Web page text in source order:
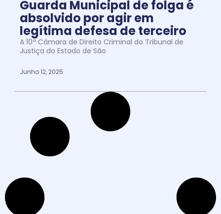
Guarda Municipal de folga é
absolvido por agir em
legítima defesa de terceiro
A 10ª Câmara de Direito Criminal do Tribunal de
Justiça do Estado de São
Junho 12, 2025